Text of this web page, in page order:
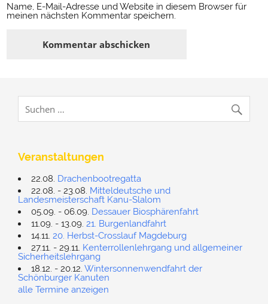
Name, E-Mail-Adresse und Website in diesem Browser für
meinen nächsten Kommentar speichern.
Veranstaltungen
22.08. Drachenbootregatta
22.08. - 23.08. Mitteldeutsche und
Landesmeisterschaft Kanu-Slalom
05.09. - 06.09. Dessauer Biosphärenfahrt
11.09. - 13.09. 21. Burgenlandfahrt
14.11. 20. Herbst-Crosslauf Magdeburg
27.11. - 29.11. Kenterrollenlehrgang und allgemeiner
Sicherheitslehrgang
18.12. - 20.12. Wintersonnenwendfahrt der
Schönburger Kanuten
alle Termine anzeigen